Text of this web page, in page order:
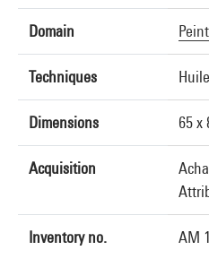
Domain
Techniques
Dimensions 65 x
Acquisition
Inventory no. AM